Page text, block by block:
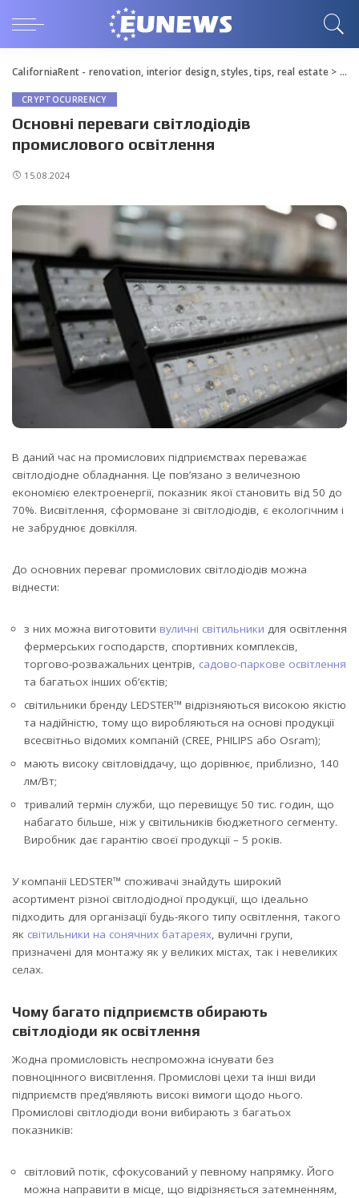
CaliforniaRent - renovation, interior design, styles, tips, real estate>
CRYPTOCURRENCY
Основні переваги світлодіодів
промислового освітлення
15.08.2024
В даний час на промислових підприємствах переважає
світлодіодне обладнання. Це пов’язано з величезною
економією електроенергії, показник якої становить від 50 до
70%. Висвітлення, сформоване зі світлодіодів, є екологічним і
не забруднює довкілля.
До основних переваг промислових світлодіодів можна
віднести:
з них можна виготовити вуличні світильники для освітлення
фермерських господарств, спортивних комплексів,
торгово-розважальних центрів, садово-паркове освітлення
та багатьох інших об’єктів;
світильники бренду LEDSTER™ відрізняються високою якістю
та надійністю, тому що виробляються на основі продукції
всесвітньо відомих компаній (CREE, PHILIPS або Osram);
мають високу світловіддачу, що дорівнює, приблизно, 140
лм/Вт;
тривалий термін служби, що перевищує 50 тис. годин, що
набагато більше, ніж у світильників бюджетного сегменту.
Виробник дає гарантію своєї продукції – 5 років.
У компанії LEDSTER™ споживачі знайдуть широкий
асортимент різної світлодіодної продукції, що ідеально
підходить для організації будь-якого типу освітлення, такого
як світильники на сонячних батареях, вуличні групи,
призначені для монтажу як у великих містах, так і невеликих
селах.
Чому багато підприємств обирають
світлодіоди як освітлення
Жодна промисловість неспроможна існувати без
повноцінного висвітлення. Промислові цехи та інші види
підприємств пред’являють високі вимоги щодо нього.
Промислові світлодіоди вони вибирають з багатьох
показників:
світловий потік, сфокусований у певному напрямку. Його
можна направити в місце, що відрізняється затемненням,